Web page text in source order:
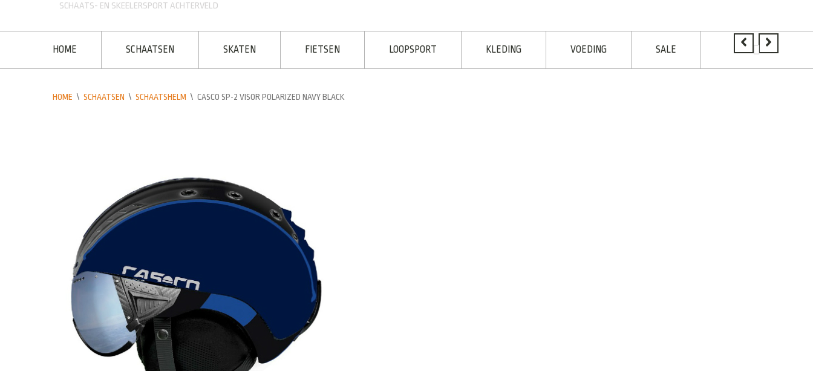
SCHAATS- EN SKEELERSPORT ACHTERVELD
HOME SCHAATSEN SKATEN FIETSEN LOOPSPORT KLEDING VOEDING SALE
HOME \ SCHAATSEN \ SCHAATSHELM \ CASCO SP-2 VISOR POLARIZED NAVY BLACK